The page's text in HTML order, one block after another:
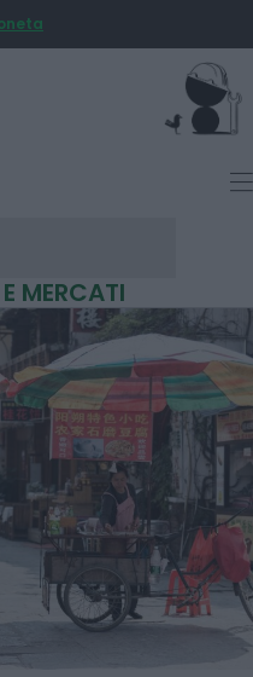
MERCATI